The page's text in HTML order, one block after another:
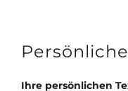
Ihre persönlichen